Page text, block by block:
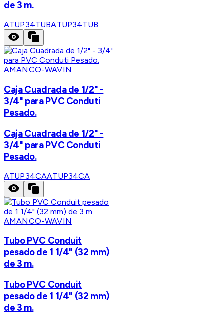
de 3 m.
ATUP34TUBATUP34TUB
AMANCO-WAVIN
Caja Cuadrada de 1/2" -
3/4" para PVC Conduti
Pesado.
Caja Cuadrada de 1/2" -
3/4" para PVC Conduti
Pesado.
ATUP34CAATUP34CA
AMANCO-WAVIN
Tubo PVC Conduit
pesado de 1 1/4" (32 mm)
de 3 m.
Tubo PVC Conduit
pesado de 1 1/4" (32 mm)
de 3 m.